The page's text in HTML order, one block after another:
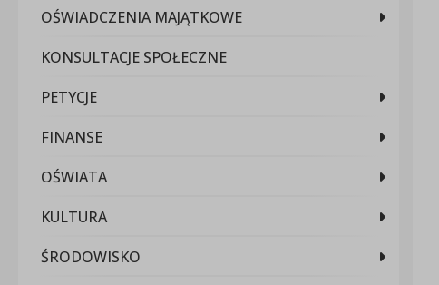
OŚWIADCZENIA MAJĄTKOWE
KONSULTACJE SPOŁECZNE
PETYCJE
FINANSE
OŚWIATA
KULTURA
ŚRODOWISKO